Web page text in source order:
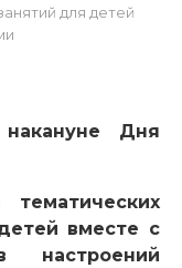
для детей
Дня
тематических
вместе с
настроений